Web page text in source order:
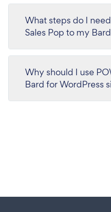
What steps do I
Sales Pop to my
Why should I use
Bard for WordPress